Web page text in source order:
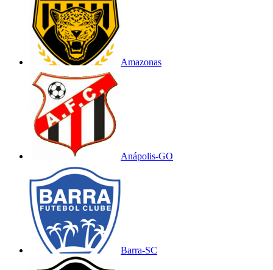
Amazonas
Anápolis-GO
Barra-SC